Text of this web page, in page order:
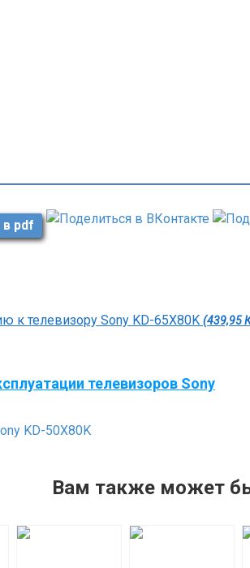
в pdf
к телевизору Sony KD-65X80K (439,95
телевизоров Sony
KD-50X80K
Вам также может